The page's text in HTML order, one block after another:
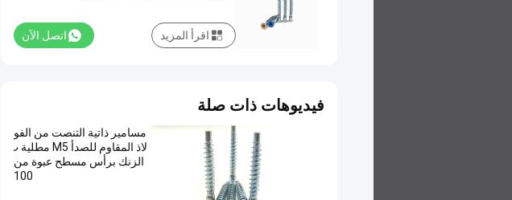
اتصل الآن اقرأ المزيد
فيديوهات ذات صلة
مسامير ذاتية التنصت من الفو
لاذ المقاوم للصدأ M5 مطلية ب
الزنك برأس مسطح عبوة من
100